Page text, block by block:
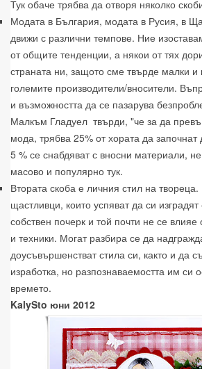
Тук обаче трябва да отворя няколко
Модата в България, модата в Русия, в
движи с различни темпове. Ние
от общите тенденции, а някои от тях
страната ни, защото сме твърде малки и
големите производители/вносители.
и възможността да се пазарува
Малкъм Гладуел твърди, "че за да
мода, трябва 25% от хората да започнат
5 % се снабдяват с вносни материали,
масово и популярно тук.
Втората скоба е личния стил на
щастливци, които успяват да си
собствен почерк и той почти не се влияе
и техники. Могат разбира се да
доусъвършенстват стила си, както и да
изработка, но разпознаваемостта им си
времето.
KalySto юни 2012